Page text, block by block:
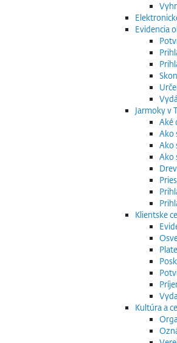
Evidencia
Jarmoky v
Aké
Ako
Ako
Ako
Klientske
Kultúra a